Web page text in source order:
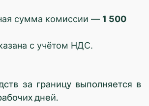
сумма комиссии — 1 500
с учётом НДС.
за границу выполняется в
дней.